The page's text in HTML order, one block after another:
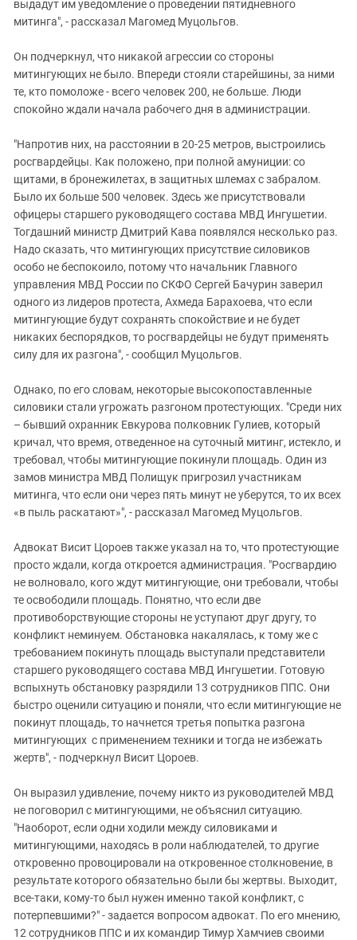
выдадут им уведомление о проведении пятидневного
митинга", - рассказал Магомед Муцольгов.
Он подчеркнул, что никакой агрессии со стороны
митингующих не было. Впереди стояли старейшины, за ними
те, кто помоложе - всего человек 200, не больше. Люди
спокойно ждали начала рабочего дня в администрации.
"Напротив них, на расстоянии в 20-25 метров, выстроились
росгвардейцы. Как положено, при полной амуниции: со
щитами, в бронежилетах, в защитных шлемах с забралом.
Было их больше 500 человек. Здесь же присутствовали
офицеры старшего руководящего состава МВД Ингушетии.
Тогдашний министр Дмитрий Кава появлялся несколько раз.
Надо сказать, что митингующих присутствие силовиков
особо не беспокоило, потому что начальник Главного
управления МВД России по СКФО Сергей Бачурин заверил
одного из лидеров протеста, Ахмеда Барахоева, что если
митингующие будут сохранять спокойствие и не будет
никаких беспорядков, то росгвардейцы не будут применять
силу для их разгона", - сообщил Муцольгов.
Однако, по его словам, некоторые высокопоставленные
силовики стали угрожать разгоном протестующих. "Среди них
– бывший охранник Евкурова полковник Гулиев, который
кричал, что время, отведенное на суточный митинг, истекло, и
требовал, чтобы митингующие покинули площадь. Один из
замов министра МВД Полищук пригрозил участникам
митинга, что если они через пять минут не уберутся, то их всех
«в пыль раскатают»", - рассказал Магомед Муцольгов.
Адвокат Висит Цороев также указал на то, что протестующие
просто ждали, когда откроется администрация. "Росгвардию
не волновало, кого ждут митингующие, они требовали, чтобы
те освободили площадь. Понятно, что если две
противоборствующие стороны не уступают друг другу, то
конфликт неминуем. Обстановка накалялась, к тому же с
требованием покинуть площадь выступали представители
старшего руководящего состава МВД Ингушетии. Готовую
вспыхнуть обстановку разрядили 13 сотрудников ППС. Они
быстро оценили ситуацию и поняли, что если митингующие не
покинут площадь, то начнется третья попытка разгона
митингующих с применением техники и тогда не избежать
жертв", - подчеркнул Висит Цороев.
Он выразил удивление, почему никто из руководителей МВД
не поговорил с митингующими, не объяснил ситуацию.
"Наоборот, если одни ходили между силовиками и
митингующими, находясь в роли наблюдателей, то другие
откровенно провоцировали на откровенное столкновение, в
результате которого обязательно были бы жертвы. Выходит,
все-таки, кому-то был нужен именно такой конфликт, с
потерпевшими?" - задается вопросом адвокат. По его мнению,
12 сотрудников ППС и их командир Тимур Хамчиев своими